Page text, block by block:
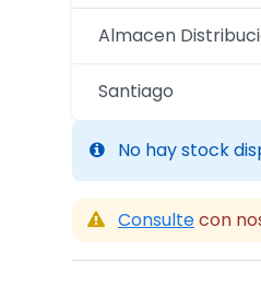
Almacen
Santiago
No hay stock
Consultecon